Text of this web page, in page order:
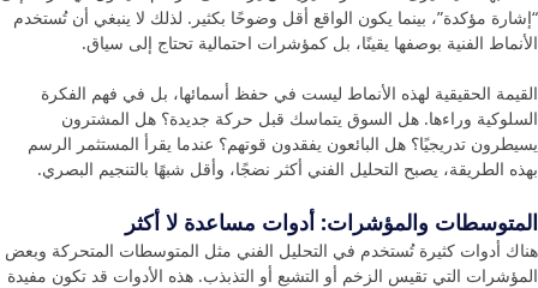
“إشارة مؤكدة”، بينما يكون الواقع أقل وضوحًا بكثير. لذلك لا ينبغي أن تُستخدم
الأنماط الفنية بوصفها يقينًا، بل كمؤشرات احتمالية تحتاج إلى سياق.
القيمة الحقيقية لهذه الأنماط ليست في حفظ أسمائها، بل في فهم الفكرة
السلوكية وراءها. هل السوق يتماسك قبل حركة جديدة؟ هل المشترون
يسيطرون تدريجيًا؟ هل البائعون يفقدون قوتهم؟ عندما يقرأ المستثمر الرسم
بهذه الطريقة، يصبح التحليل الفني أكثر نضجًا، وأقل شبهًا بالتنجيم البصري.
المتوسطات والمؤشرات: أدوات مساعدة لا أكثر
هناك أدوات كثيرة تُستخدم في التحليل الفني مثل المتوسطات المتحركة وبعض
المؤشرات التي تقيس الزخم أو التشبع أو التذبذب. هذه الأدوات قد تكون مفيدة